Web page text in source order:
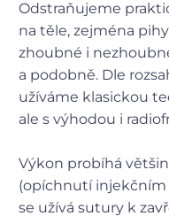
Odstraňujeme
na těle, zejména
zhoubné i
a podobně. Dle
užíváme klasickou
ale s výhodou i
Výkon probíhá
(opíchnutí
se užívá sutury k